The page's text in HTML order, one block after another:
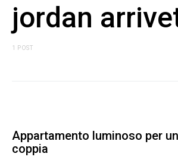
jordan
1 POST
Appartamento luminoso per
coppia